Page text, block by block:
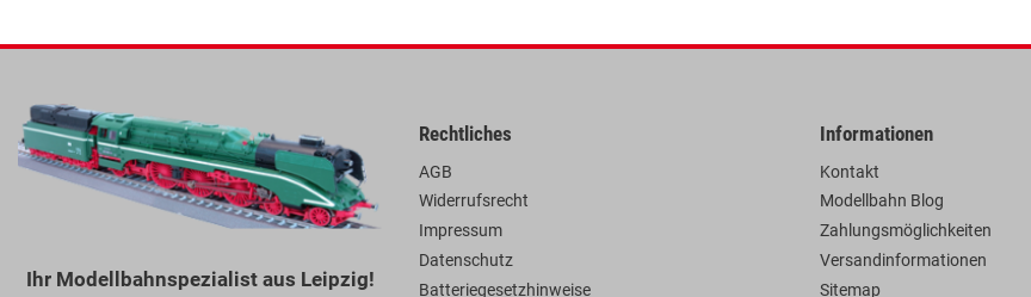
Ihr Modellbahnspezialist aus Leipzig!
Rechtliches
AGB
Widerrufsrecht
Impressum
Datenschutz
Batteriegesetzhinweise
Informationen
Kontakt
Modellbahn Blog
Zahlungsmöglichkeiten
Versandinformationen
Sitemap